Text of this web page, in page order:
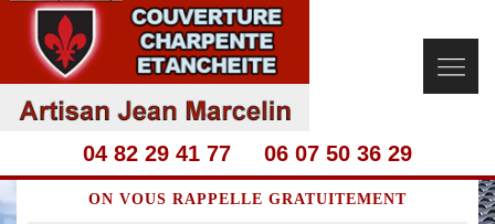
04 82 29 41 77 06 07 50 36 29
ON VOUS RAPPELLE GRATUITEMENT